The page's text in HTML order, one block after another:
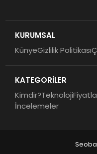
KURUMSAL
KünyeGizlilik Politikası
KATEGORİLER
Kimdir?Teknoloji
İncelemeler